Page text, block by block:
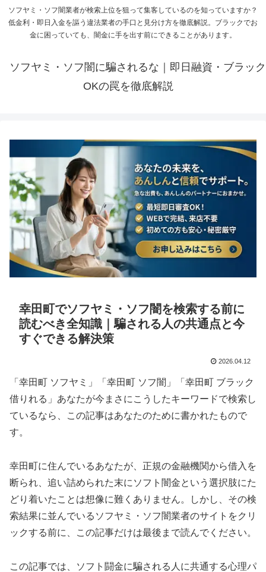
ソフヤミ・ソフ闇業者が検索上位を狙って集客しているのを知っていますか？
低金利・即日入金を謳う違法業者の手口と見分け方を徹底解説。ブラックでお
金に困っていても、闇金に手を出す前にできることがあります。
ソフヤミ・ソフ闇に騙されるな｜即日融資・ブラック
OKの罠を徹底解説
幸田町でソフヤミ・ソフ闇を検索する前に
読むべき全知識｜騙される人の共通点と今
すぐできる解決策
2026.04.12
「幸田町 ソフヤミ」「幸田町 ソフ闇」「幸田町 ブラック
借りれる」あなたが今まさにこうしたキーワードで検索し
ているなら、この記事はあなたのために書かれたもので
す。
幸田町に住んでいるあなたが、正規の金融機関から借入を
断られ、追い詰められた末にソフト闇金という選択肢にた
どり着いたことは想像に難くありません。しかし、その検
索結果に並んでいるソフヤミ・ソフ闇業者のサイトをクリ
ックする前に、この記事だけは最後まで読んでください。
この記事では、ソフト闘金に騙される人に共通する心理パ